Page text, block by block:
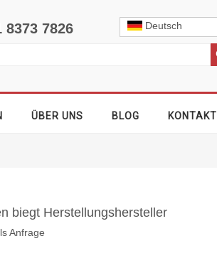
8373 7826 Deutsch
ÜBER UNS BLOG KONTAKT
biegt Herstellungshersteller
Anfrage